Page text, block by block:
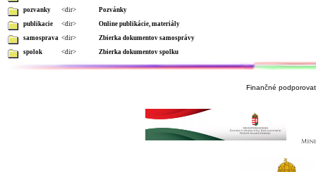
pozvanky
<dir>
Pozvánky
publikacie
<dir>
Online publikácie, materiály
samosprava <dir>
Zbierka dokumentov samosprávy
spolok
<dir> Zbierka dokumentov spolku
Finančné